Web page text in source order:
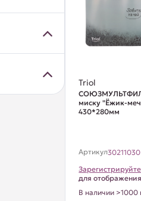
Triol
миску "Ёжик-
430*280мм
Артикул30211030
для
В наличии >1000